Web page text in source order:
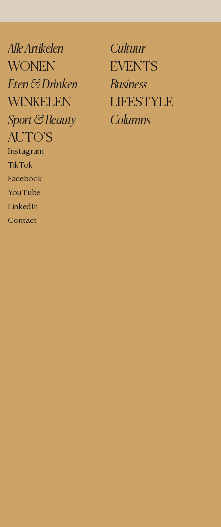
Alle Artikelen
WONEN
Eten & Drinken
WINKELEN
Sport & Beauty
AUTO’S
Cultuur
EVENTS
Business
LIFESTYLE
Columns
Instagram
TikTok
Facebook
YouTube
LinkedIn
Contact